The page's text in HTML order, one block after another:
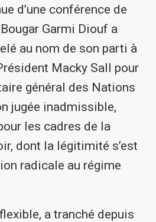
d’une conférence de
Garmi Diouf a
au nom de son parti à
Macky Sall pour
général des Nations
jugée inadmissible,
les cadres de la
dont la légitimité s’est
radicale au régime
a tranché depuis